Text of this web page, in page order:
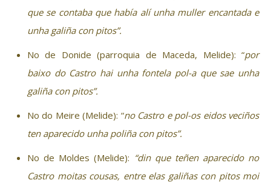
que se contaba que había alí unha muller encantada e
unha galiña con pitos”.
No de Donide (parroquia de Maceda, Melide): “por
baixo do Castro hai unha fontela pol-a que sae unha
galiña con pitos”.
No do Meire (Melide): “no Castro e pol-os eidos veciños
ten aparecido unha poliña con pitos”.
No de Moldes (Melide): “din que teñen aparecido no
Castro moitas cousas, entre elas galiñas con pitos moi